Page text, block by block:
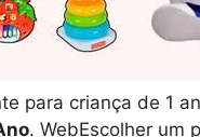
para criança de 1
. WebEscolher um